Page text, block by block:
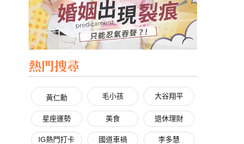
熱門搜尋
黃仁勳 毛小孩 大谷翔平
星座運勢 美食 退休理財
IG熱門打卡 國道車禍 李多慧